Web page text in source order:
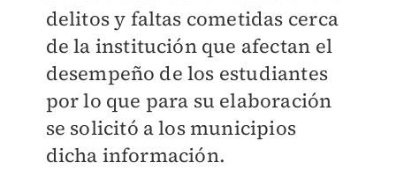
delitos y faltas cometidas cerca
de la institución que afectan el
desempeño de los estudiantes
por lo que para su elaboración
se solicitó a los municipios
dicha información.